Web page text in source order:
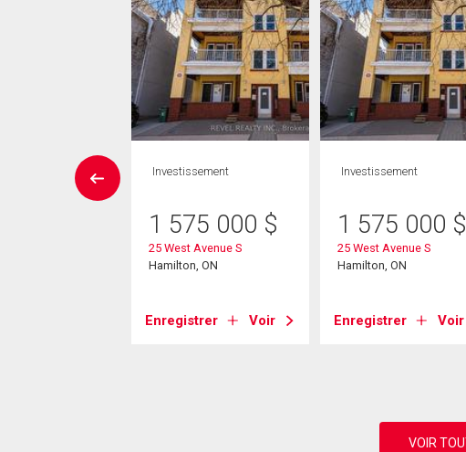
Investissement
1 575 000 $
25 West Avenue S
Hamilton, ON
Enregistrer Voir
Investissement
1 575 000 $
25 West Avenue S
Hamilton, ON
Enregistrer Voir